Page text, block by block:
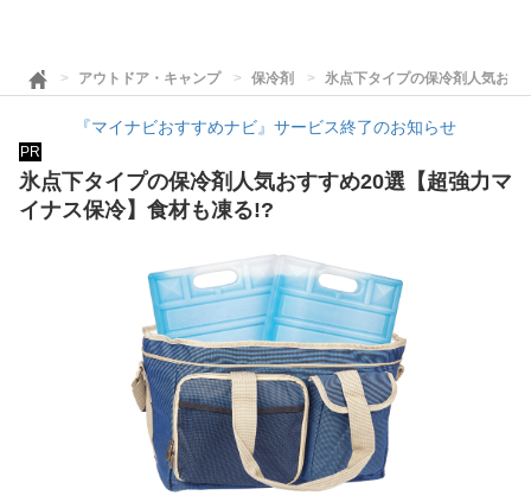
アウトドア・キャンプ 保冷剤 氷点下タイプの保冷剤人気お
『マイナビおすすめナビ』サービス終了のお知らせ
PR
氷点下タイプの保冷剤人気おすすめ20選【超強力マ
イナス保冷】食材も凍る!?